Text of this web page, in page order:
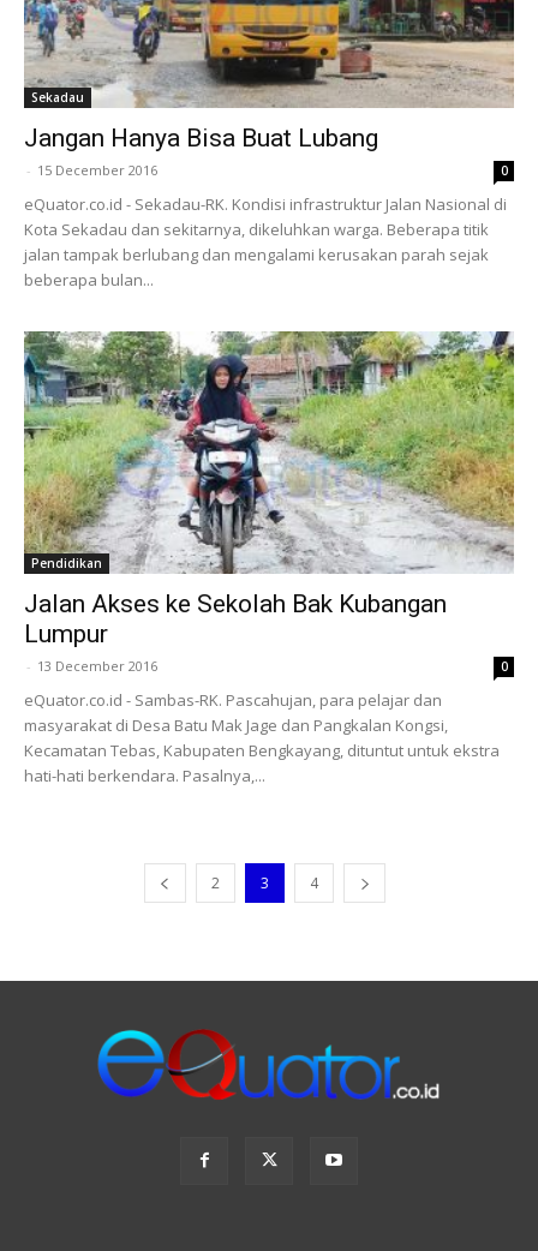
Sekadau
Jangan Hanya Bisa Buat Lubang
- 15 December 2016 0
eQuator.co.id - Sekadau-RK. Kondisi infrastruktur Jalan Nasional di
Kota Sekadau dan sekitarnya, dikeluhkan warga. Beberapa titik
jalan tampak berlubang dan mengalami kerusakan parah sejak
beberapa bulan...
Pendidikan
Jalan Akses ke Sekolah Bak Kubangan
Lumpur
- 13 December 2016 0
eQuator.co.id - Sambas-RK. Pascahujan, para pelajar dan
masyarakat di Desa Batu Mak Jage dan Pangkalan Kongsi,
Kecamatan Tebas, Kabupaten Bengkayang, dituntut untuk ekstra
hati-hati berkendara. Pasalnya,...
2 3 4